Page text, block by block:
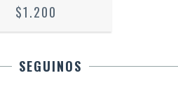
$1.200
SEGUINOS